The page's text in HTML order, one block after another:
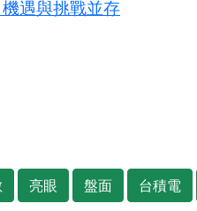
遇與挑戰並存
亮眼 盤面 台積電